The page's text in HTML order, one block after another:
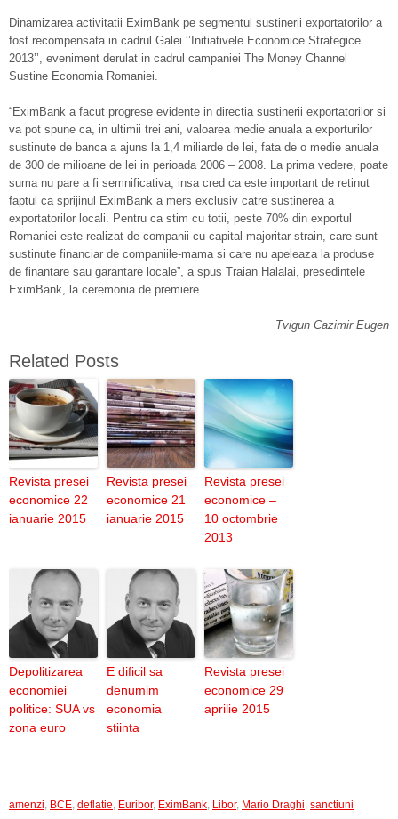
Dinamizarea activitatii EximBank pe segmentul sustinerii exportatorilor a
fost recompensata in cadrul Galei ‘’Initiativele Economice Strategice
2013’’, eveniment derulat in cadrul campaniei The Money Channel
Sustine Economia Romaniei.
“EximBank a facut progrese evidente in directia sustinerii exportatorilor si
va pot spune ca, in ultimii trei ani, valoarea medie anuala a exporturilor
sustinute de banca a ajuns la 1,4 miliarde de lei, fata de o medie anuala
de 300 de milioane de lei in perioada 2006 – 2008. La prima vedere, poate
suma nu pare a fi semnificativa, insa cred ca este important de retinut
faptul ca sprijinul EximBank a mers exclusiv catre sustinerea a
exportatorilor locali. Pentru ca stim cu totii, peste 70% din exportul
Romaniei este realizat de companii cu capital majoritar strain, care sunt
sustinute financiar de companiile-mama si care nu apeleaza la produse
de finantare sau garantare locale”, a spus Traian Halalai, presedintele
EximBank, la ceremonia de premiere.
Tvigun Cazimir Eugen
Related Posts
Revista presei
economice 22
ianuarie 2015
Revista presei
economice 21
ianuarie 2015
Revista presei
economice –
10 octombrie
2013
Depolitizarea
economiei
politice: SUA vs
zona euro
E dificil sa
denumim
economia
stiinta
Revista presei
economice 29
aprilie 2015
amenzi, BCE, deflatie, Euribor, EximBank, Libor, Mario Draghi, sanctiuni